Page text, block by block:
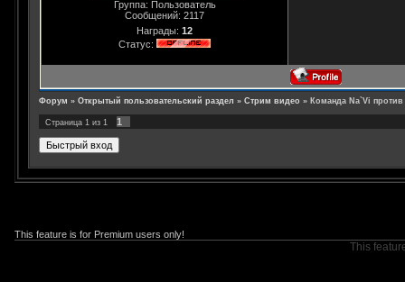
Группа: Пользователь
Сообщений: 2117
Награды: 12
Статус:
Форум » Открытый пользовательский раздел » Стрим видео » Команда Na`Vi
Страница 1 из 1 1
This feature is for Premium users only!
This